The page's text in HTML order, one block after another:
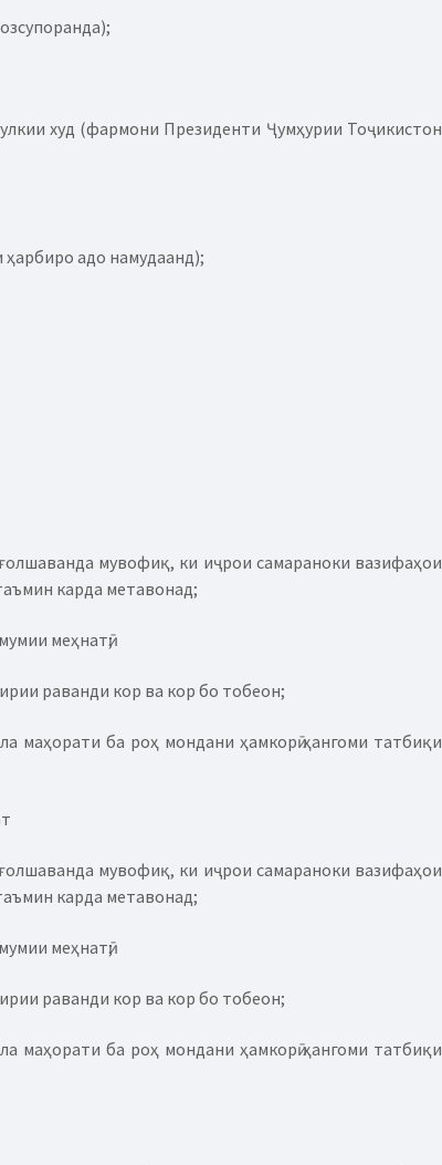
худ (фармони Президенти Ҷумҳурии Тоҷикистон
ҳарбиро адо намудаанд);
мувофиқ, ки иҷрои самараноки вазифаҳои
карда метавонад;
меҳнатӣ;
раванди кор ва кор бо тобеон;
маҳорати ба роҳ мондани ҳамкорӣ ҳангоми татбиқи
мувофиқ, ки иҷрои самараноки вазифаҳои
карда метавонад;
меҳнатӣ;
раванди кор ва кор бо тобеон;
маҳорати ба роҳ мондани ҳамкорӣ ҳангоми татбиқи